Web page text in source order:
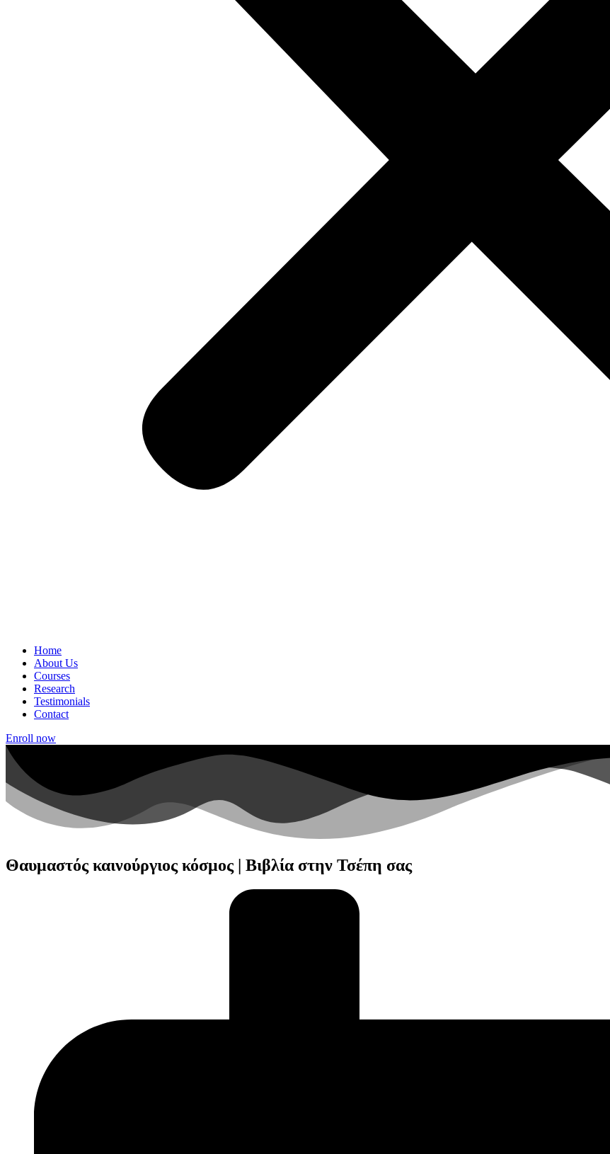
Home
About Us
Courses
Research
Testimonials
Contact
Enroll now
Θαυμαστός καινούργιος κόσμος | Βιβλία στην Τσέπη σας